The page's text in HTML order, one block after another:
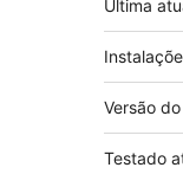
Última
Versão
Testado